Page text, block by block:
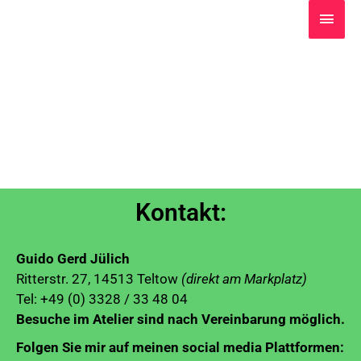
Kontakt:
Guido Gerd Jülich
Ritterstr. 27, 14513 Teltow (direkt am Markplatz)
Tel: +49 (0) 3328 / 33 48 04
Besuche im Atelier sind nach Vereinbarung möglich.
Folgen Sie mir auf meinen social media Plattformen: